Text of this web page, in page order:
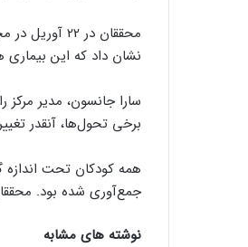
نشان داد که این
سارا جانسون، مدیر
برخی تحول‌ها، آنقدر
همه کودکان تحت اندازه
جمع‌آوری شده بود. محققان نمرات
نوشته های مشابه